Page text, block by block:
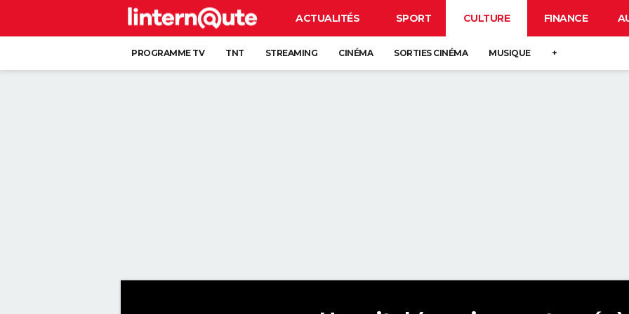
ACTUALITÉS SPORT CULTURE FINANCE
PROGRAMME TV TNT STREAMING CINÉMA SORTIES CINÉMA MUSIQUE +